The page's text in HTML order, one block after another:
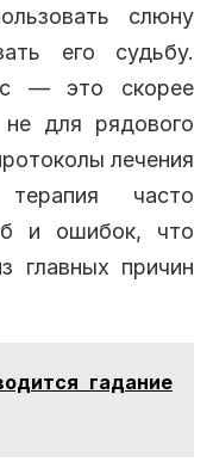
слюну
его судьбу.
— это скорее
для рядового
лечения
часто
и ошибок, что
главных причин
гадание